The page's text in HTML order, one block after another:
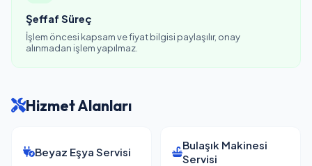
Şeffaf Süreç
İşlem öncesi kapsam ve fiyat bilgisi paylaşılır, onay
alınmadan işlem yapılmaz.
Hizmet Alanları
Beyaz Eşya Servisi
Bulaşık Makinesi
Servisi